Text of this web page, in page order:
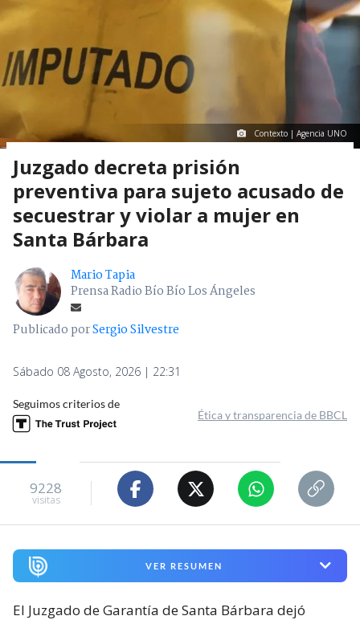
Contexto | Agencia UNO
Juzgado decreta prisión
preventiva para sujeto acusado de
secuestrar y violar a mujer en
Santa Bárbara
Mario Tapia
Prensa Radio Bío Bío Los Ángeles
Publicado porSergio Silvestre
Sábado 08 Agosto, 2026 | 22:31
Seguimos criterios de
Ética y transparencia de BBCL
9228
visitas
VER RESUMEN
El Juzgado de Garantía de Santa Bárbara dejó